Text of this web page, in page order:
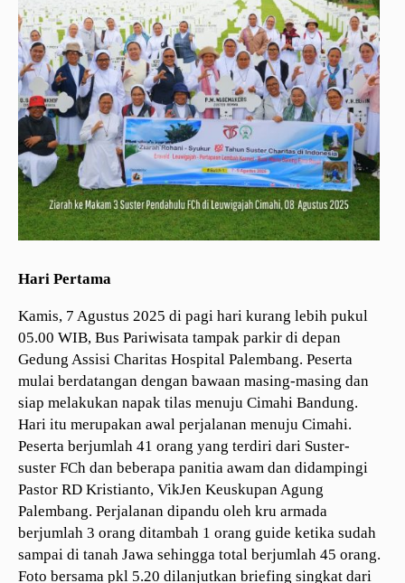
Hari Pertama
Kamis, 7 Agustus 2025 di pagi hari kurang lebih pukul
05.00 WIB, Bus Pariwisata tampak parkir di depan
Gedung Assisi Charitas Hospital Palembang. Peserta
mulai berdatangan dengan bawaan masing-masing dan
siap melakukan napak tilas menuju Cimahi Bandung.
Hari itu merupakan awal perjalanan menuju Cimahi.
Peserta berjumlah 41 orang yang terdiri dari Suster-
suster FCh dan beberapa panitia awam dan didampingi
Pastor RD Kristianto, VikJen Keuskupan Agung
Palembang. Perjalanan dipandu oleh kru armada
berjumlah 3 orang ditambah 1 orang guide ketika sudah
sampai di tanah Jawa sehingga total berjumlah 45 orang.
Foto bersama pkl 5.20 dilanjutkan briefing singkat dari